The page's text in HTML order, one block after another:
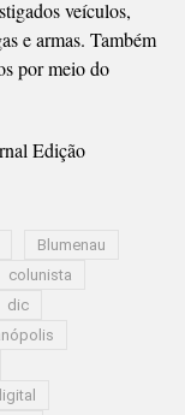
veículos,
e armas. Também
por meio do
Edição
Blumenau
colunista
dic